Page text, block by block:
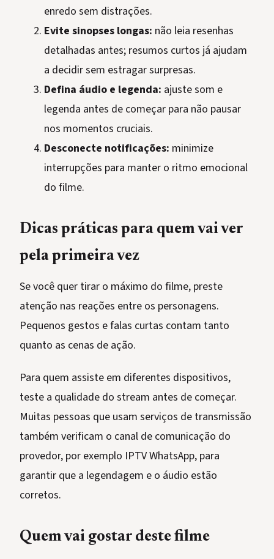
enredo sem distrações.
Evite sinopses longas: não leia resenhas
detalhadas antes; resumos curtos já ajudam
a decidir sem estragar surpresas.
Defina áudio e legenda: ajuste som e
legenda antes de começar para não pausar
nos momentos cruciais.
Desconecte notificações: minimize
interrupções para manter o ritmo emocional
do filme.
Dicas práticas para quem vai ver
pela primeira vez
Se você quer tirar o máximo do filme, preste
atenção nas reações entre os personagens.
Pequenos gestos e falas curtas contam tanto
quanto as cenas de ação.
Para quem assiste em diferentes dispositivos,
teste a qualidade do stream antes de começar.
Muitas pessoas que usam serviços de transmissão
também verificam o canal de comunicação do
provedor, por exemplo IPTV WhatsApp, para
garantir que a legendagem e o áudio estão
corretos.
Quem vai gostar deste filme